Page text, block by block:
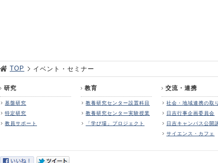
TOP イベント・セミナー
研究
基盤研究
特定研究
教員サポート
教育
教養研究センター設置科目
教養研究センター実験授業
「学び場」プロジェクト
交流・連携
社会・地域連携の取
日吉行事企画委員会
日吉キャンパス公開
サイエンス・カフェ